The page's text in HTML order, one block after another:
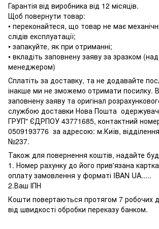
Гарантія від виробника від 12 місяців.
Щоб повернути товар:
• переконайтеся, що товар не має
слідів експлуатації;
• запакуйте, як при отриманні;
• вкладіть заповнену заяву за зразком
менеджером)
Сплатіть за доставку, та не додавайте
інакше ми не зможемо отримати посилку.
заповнену заяву та оригінал
службою доставки Нова Пошта
ГРУП" ЄДРПОУ 43771685, контактний
0509193776 за адресою: м.Київ,
№237.
Також для повернення коштів, надайте
1. Номер рахунку до його прив'язана
оплату замовлення у форматі IBAN UA.....
2.Ваш ІПН
Кошти повертаються протягом 7 робочих
від швидкості обробки переказу банком.